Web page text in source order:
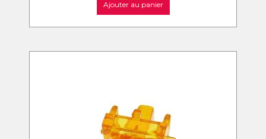
Ajouter au panier